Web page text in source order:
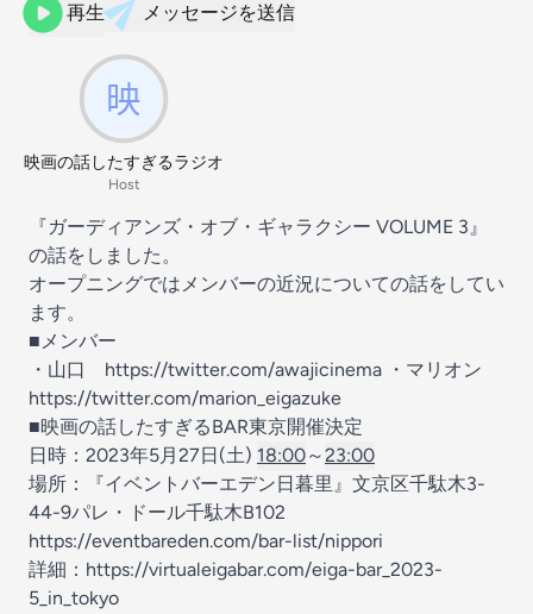
再生 メッセージを送信
映画の話したすぎるラジオ
Host
『ガーディアンズ・オブ・ギャラクシー VOLUME 3』
の話をしました。
オープニングではメンバーの近況についての話をしてい
ます。
■メンバー
・山口 https://twitter.com/awajicinema ・マリオン
https://twitter.com/marion_eigazuke
■映画の話したすぎるBAR東京開催決定
日時：2023年5月27日(土) 18:00～23:00
場所：『イベントバーエデン日暮里』文京区千駄木3-
44-9パレ・ドール千駄木B102
https://eventbareden.com/bar-list/nippori
詳細： https://virtualeigabar.com/eiga-bar_2023-
5_in_tokyo